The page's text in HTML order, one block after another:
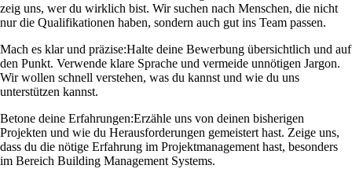
zeig uns, wer du wirklich bist. Wir suchen nach Menschen, die nicht
nur die Qualifikationen haben, sondern auch gut ins Team passen.
Mach es klar und präzise:Halte deine Bewerbung übersichtlich und auf
den Punkt. Verwende klare Sprache und vermeide unnötigen Jargon.
Wir wollen schnell verstehen, was du kannst und wie du uns
unterstützen kannst.
Betone deine Erfahrungen:Erzähle uns von deinen bisherigen
Projekten und wie du Herausforderungen gemeistert hast. Zeige uns,
dass du die nötige Erfahrung im Projektmanagement hast, besonders
im Bereich Building Management Systems.